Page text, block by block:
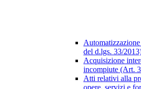
del d.lgs. 33/
Acquisizione
incompiute (Art.
Atti relativi alla